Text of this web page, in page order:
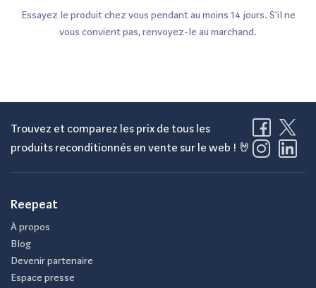
Essayez le produit chez vous pendant au moins 14 jours. S'il ne
vous convient pas, renvoyez-le au marchand.
Trouvez et comparez les prix de tous les
produits reconditionnés en vente sur le web ! 🤘
Reepeat
À propos
Blog
Devenir partenaire
Espace presse